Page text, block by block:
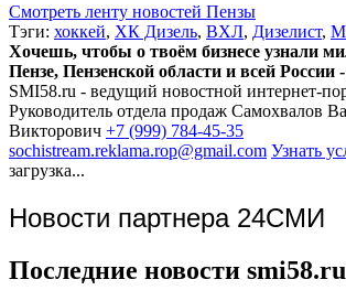
Смотреть ленту новостей Пензы
Тэги: хоккей, ХК Дизель, ВХЛ, Дизелист,
Хочешь, чтобы о твоём бизнесе узнали
Пензе, Пензенской области и всей России
SMI58.ru - ведущий новостной интернет-
Руководитель отдела продаж Самохвалов
Викторович +7 (999) 784-45-35
sochistream.reklama.rop@gmail.com Узнать
загрузка...
Новости партнера 24СМИ
Последние новости smi58.ru